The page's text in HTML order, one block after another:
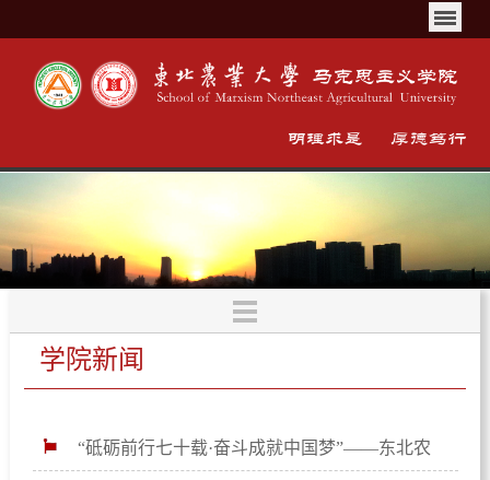
学院新闻
“砥砺前行七十载·奋斗成就中国梦”——东北农